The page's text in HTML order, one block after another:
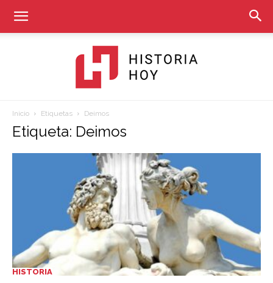
Hoy
Inicio Etiquetas Deimos
Etiqueta: Deimos
HISTORIA